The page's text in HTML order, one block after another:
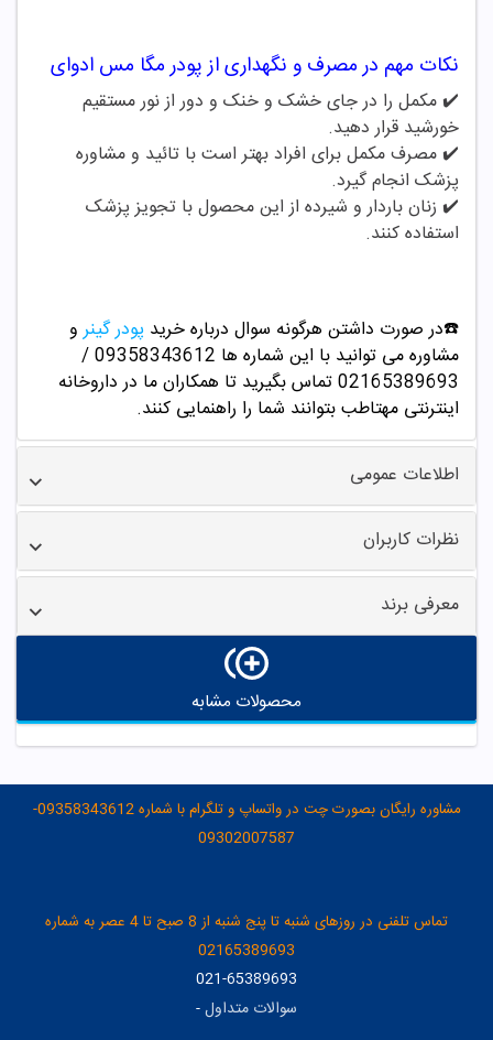
نکات مهم در مصرف و نگهداری ازپودر مگا مس ادوای
✔️ مکمل را در جای خشک و خنک و دور از نور مستقیم
خورشید قرار دهید.
✔️مصرف مکمل برای افراد بهتر است با تائید و مشاوره
پزشک انجام گیرد.
✔️ زنان باردار و شیرده از این محصول با تجویز پزشک
استفاده کنند.
☎️در صورت داشتن هرگونه سوال درباره خرید پودر گینرو
مشاوره می توانید با این شماره ها 09358343612 /
02165389693تماس بگیرید تا همکاران ما در داروخانه
اینترنتی مهتاطب بتوانند شما را راهنمایی کنند.
اطلاعات عمومی
نظرات کاربران
معرفی برند
محصولات مشابه
مشاوره رایگان بصورت چت در واتساپ و تلگرام با شماره 09358343612-
09302007587
تماس تلفنی در روزهای شنبه تا پنج شنبه از 8 صبح تا 4 عصر به شماره
02165389693
021-65389693
سوالات متداول-